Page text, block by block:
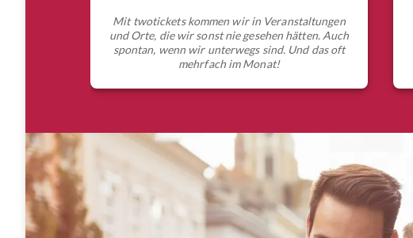
Mit twotickets kommen wir in Veranstaltungen
und Orte, die wir sonst nie gesehen hätten. Auch
spontan, wenn wir unterwegs sind. Und das oft
mehrfach im Monat!